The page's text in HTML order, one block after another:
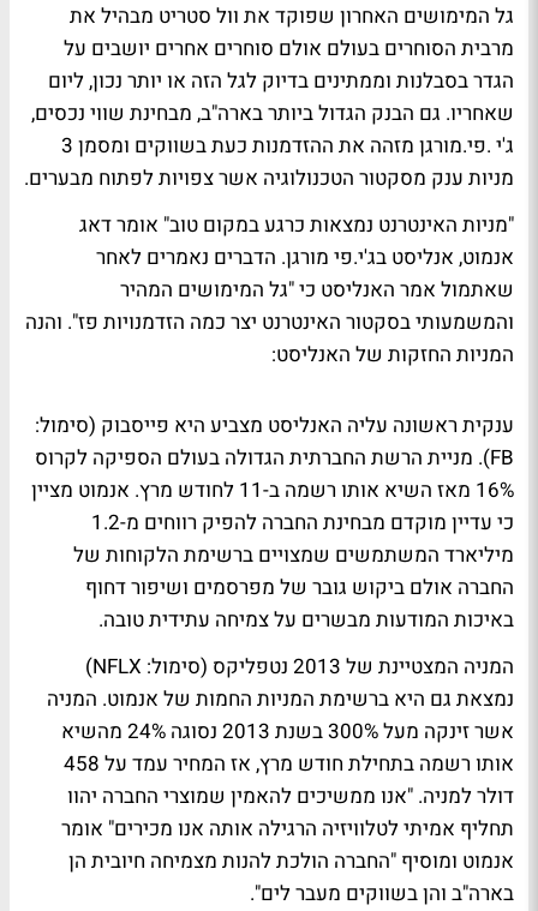
גל המימושים האחרון שפוקד את וול סטריט מבהיל את
מרבית הסוחרים בעולם אולם סוחרים אחרים יושבים על
הגדר בסבלנות וממתינים בדיוק לגל הזה או יותר נכון, ליום
שאחריו. גם הבנק הגדול ביותר בארה"ב, מבחינת שווי נכסים,
ג'י .פי.מורגן מזהה את ההזדמנות כעת בשווקים ומסמן 3
מניות ענק מסקטור הטכנולוגיה אשר צפויות לפתוח מבערים.
"מניות האינטרנט נמצאות כרגע במקום טוב" אומר דאג
אנמוט, אנליסט בג'י.פי מורגן. הדברים נאמרים לאחר
שאתמול אמר האנליסט כי "גל המימושים המהיר
והמשמעותי בסקטור האינטרנט יצר כמה הזדמנויות פז". והנה
המניות החזקות של האנליסט:
ענקית ראשונה עליה האנליסט מצביע היא פייסבוק (סימול:
FB). מניית הרשת החברתית הגדולה בעולם הספיקה לקרוס
16% מאז השיא אותו רשמה ב-11 לחודש מרץ. אנמוט מציין
כי עדיין מוקדם מבחינת החברה להפיק רווחים מ-1.2
מיליארד המשתמשים שמצויים ברשימת הלקוחות של
החברה אולם ביקוש גובר של מפרסמים ושיפור דחוף
באיכות המודעות מבשרים על צמיחה עתידית טובה.
המניה המצטיינת של 2013 נטפליקס (סימול: NFLX)
נמצאת גם היא ברשימת המניות החמות של אנמוט. המניה
אשר זינקה מעל 300% בשנת 2013 נסוגה 24% מהשיא
אותו רשמה בתחילת חודש מרץ, אז המחיר עמד על 458
דולר למניה. "אנו ממשיכים להאמין שמוצרי החברה יהוו
תחליף אמיתי לטלוויזיה הרגילה אותה אנו מכירים" אומר
אנמוט ומוסיף "החברה הולכת להנות מצמיחה חיובית הן
בארה"ב והן בשווקים מעבר לים".